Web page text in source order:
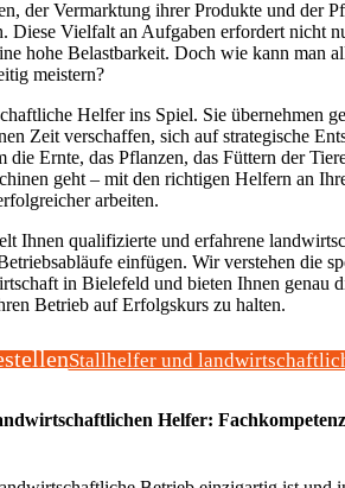
der Vermarktung ihrer Produkte und der
Diese Vielfalt an Aufgaben erfordert nicht
hohe Belastbarkeit. Doch wie kann man
meistern?
Helfer ins Spiel. Sie übernehmen
Zeit verschaffen, sich auf strategische
die Ernte, das Pflanzen, das Füttern der
geht – mit den richtigen Helfern an
arbeiten.
Ihnen qualifizierte und erfahrene
einfügen. Wir verstehen die
in Bielefeld und bieten Ihnen genau
Betrieb auf Erfolgskurs zu halten.
Stallhelfer und
Helfer: